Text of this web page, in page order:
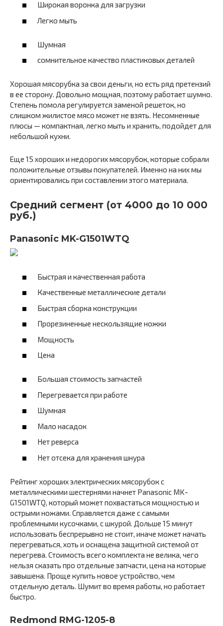
Широкая воронка для загрузки
Легко мыть
Шумная
сомнительное качество пластиковых деталей
Хорошая мясорубка за свои деньги, но есть ряд претензий
в ее сторону. Довольно мощная, поэтому работает шумно.
Степень помола регулируется заменой решеток, но
слишком жилистое мясо может не взять. Несомненные
плюсы — компактная, легко мыть и хранить, подойдет для
небольшой кухни.
Еще 15 хороших и недорогих мясорубок, которые собрали
положительные отзывы покупателей. Именно на них мы
ориентировались при составлении этого материала.
Средний сегмент (от 4000 до 10 000
руб.)
Panasonic MK-G1501WTQ
Быстрая и качественная работа
Качественные металлические детали
Быстрая сборка конструкции
Прорезиненные нескользящие ножки
Мощность
Цена
Большая стоимость запчастей
Перегревается при работе
Шумная
Мало насадок
Нет реверса
Нет отсека для хранения шнура
Рейтинг хороших электрических мясорубок с
металлическими шестернями начнет Panasonic MK-
G1501WTQ, который может похвастаться мощностью и
острыми ножами. Справляется даже с самыми
проблемными кусочками, с шкурой. Дольше 15 минут
использовать беспрерывно не стоит, иначе может начать
перегреваться, хоть и оснащена защитной системой от
перегрева. Стоимость всего комплекта не велика, чего
нельзя сказать про отдельные запчасти, цена на которые
завышена. Проще купить новое устройство, чем
отдельную деталь. Шумит во время работы, но работает
быстро.
Redmond RMG-1205-8